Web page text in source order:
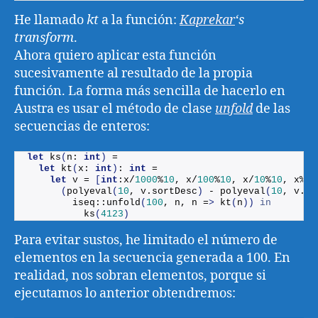
He llamado kt a la función:Kaprekar‘s
transform.
Ahora quiero aplicar esta función
sucesivamente al resultado de la propia
función. La forma más sencilla de hacerlo en
Austra es usar el método de clase unfoldde las
secuencias de enteros:
let ks ( n: int )
=
let
kt ( x: int ) : int =
let v = int :x/1000%10 , x/100%10 , x/10%10 , x%
( polyeval ( 10 , v. sortDesc ) - polyeval ( 10 , v.
        iseq::
unfold ( 100 , n, n => kt ( n ))
in
ks ( 4123 )
Para evitar sustos, he limitado el número de
elementos en la secuencia generada a 100. En
realidad, nos sobran elementos, porque si
ejecutamos lo anterior obtendremos: